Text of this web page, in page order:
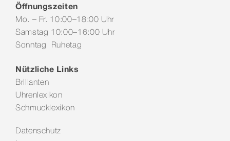
Öffnungszeiten
Mo. – Fr. 10:00–18:00 Uhr
Samstag 10:00–16:00 Uhr
Sonntag Ruhetag
Nützliche Links
Brillanten
Uhrenlexikon
Schmucklexikon
Datenschutz